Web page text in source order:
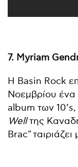
7. Myriam
Η Basin Rock
Νοεμβρίου ένα
album των 10’s,
Wellτης
Brac"τ